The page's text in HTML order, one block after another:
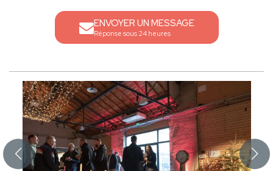
ENVOYER UN MESSAGE
Réponse sous 24 heures